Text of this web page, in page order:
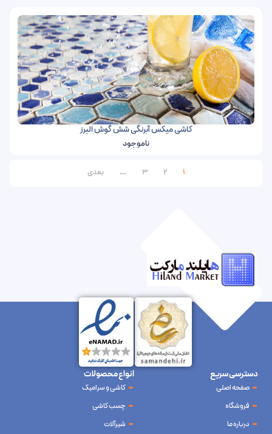
کاشی میکس آبرنگی شش گوش البرز
ناموجود
بعدی
دسترسی سریع
صفحه اصلی
فروشگاه
درباره ما
انواع محصولات
کاشی و سرامیک
چسب کاشی
شیرآلات